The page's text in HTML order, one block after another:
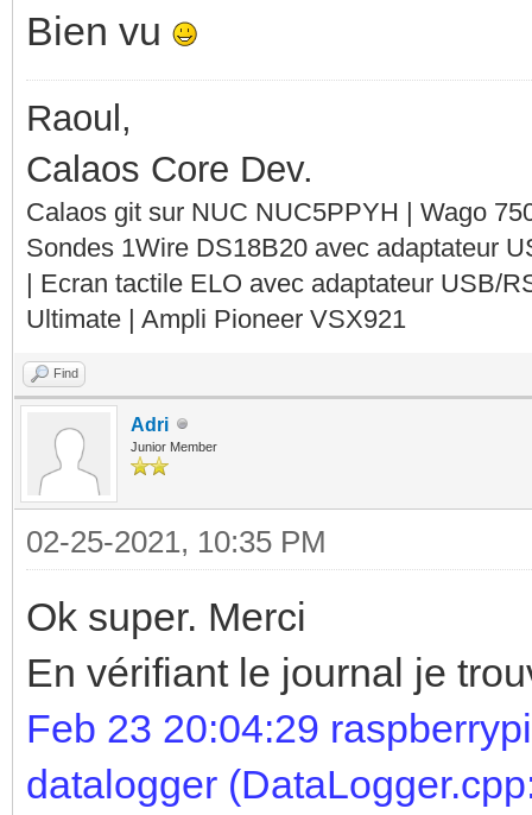
Bien vu
Raoul,
Calaos Core Dev.
Calaos git sur NUC NUC5PPYH | Wago
Sondes 1Wire DS18B20 avec adaptateur
| Ecran tactile ELO avec adaptateur USB/
Ultimate | Ampli Pioneer VSX921
Find
Adri
Junior Member
02-25-2021, 10:35 PM
Ok super. Merci
En vérifiant le journal je
Feb 23 20:04:29
datalogger